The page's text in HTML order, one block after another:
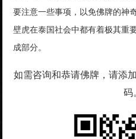
要注意一些事项，以免佛牌的神
壁虎在泰国社会中都有着极其重
成部分。
如需咨询和恭请佛牌，请添
码